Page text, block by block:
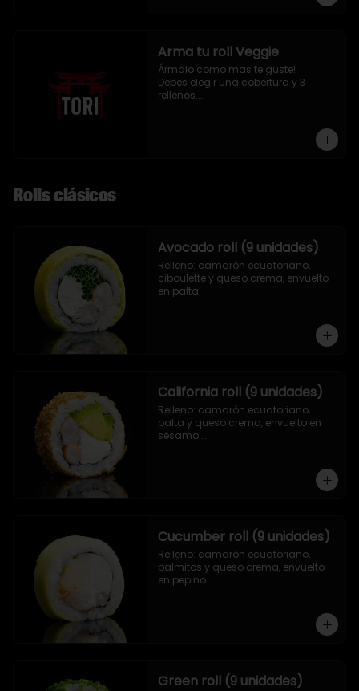
Arma tu roll Veggie
Ármalo como mas te guste!
Debes elegir una cobertura y 3
rellenos.
Rolls clásicos
Avocado roll (9 unidades)
Relleno: camarón ecuatoriano,
ciboulette y queso crema, envuelto
en palta.
California roll (9 unidades)
Relleno: camarón ecuatoriano,
palta y queso crema, envuelto en
sésamo.
Cucumber roll (9 unidades)
Relleno: camarón ecuatoriano,
palmitos y queso crema, envuelto
en pepino.
Green roll (9 unidades)